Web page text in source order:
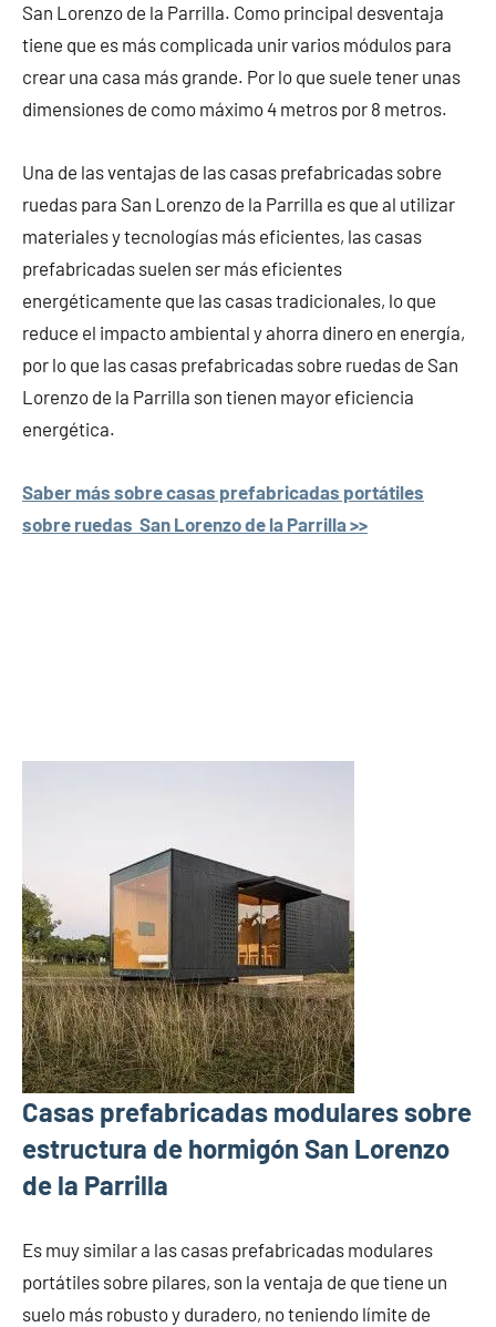
San Lorenzo de la Parrilla. Como principal desventaja
tiene que es más complicada unir varios módulos para
crear una casa más grande. Por lo que suele tener unas
dimensiones de como máximo 4 metros por 8 metros.
Una de las ventajas de las casas prefabricadas sobre
ruedas para San Lorenzo de la Parrilla es que al utilizar
materiales y tecnologías más eficientes, las casas
prefabricadas suelen ser más eficientes
energéticamente que las casas tradicionales, lo que
reduce el impacto ambiental y ahorra dinero en energía,
por lo que las casas prefabricadas sobre ruedas de San
Lorenzo de la Parrilla son tienen mayor eficiencia
energética.
Saber más sobre casas prefabricadas portátiles
sobre ruedas San Lorenzo de la Parrilla >>
Casas prefabricadas modulares sobre
estructura de hormigón San Lorenzo
de la Parrilla
Es muy similar a las casas prefabricadas modulares
portátiles sobre pilares, son la ventaja de que tiene un
suelo más robusto y duradero, no teniendo límite de